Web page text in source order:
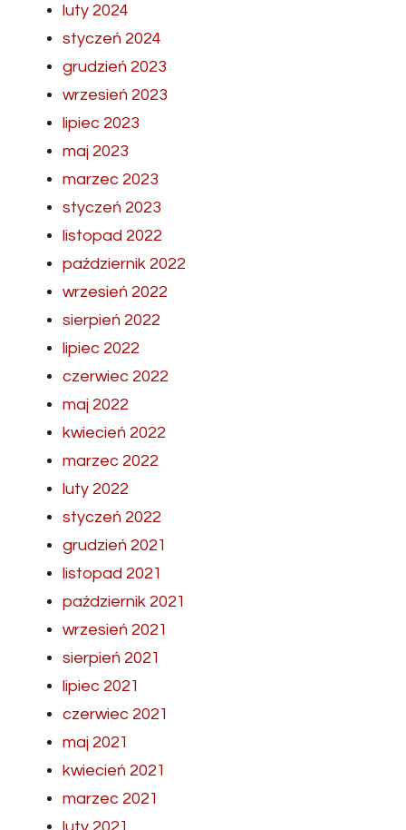
luty 2024
styczeń 2024
grudzień 2023
wrzesień 2023
lipiec 2023
maj 2023
marzec 2023
styczeń 2023
listopad 2022
październik 2022
wrzesień 2022
sierpień 2022
lipiec 2022
czerwiec 2022
maj 2022
kwiecień 2022
marzec 2022
luty 2022
styczeń 2022
grudzień 2021
listopad 2021
październik 2021
wrzesień 2021
sierpień 2021
lipiec 2021
czerwiec 2021
maj 2021
kwiecień 2021
marzec 2021